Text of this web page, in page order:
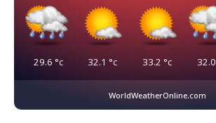
29.6 °c 32.1 °c 33.2 °c 32.0
WorldWeatherOnline.com